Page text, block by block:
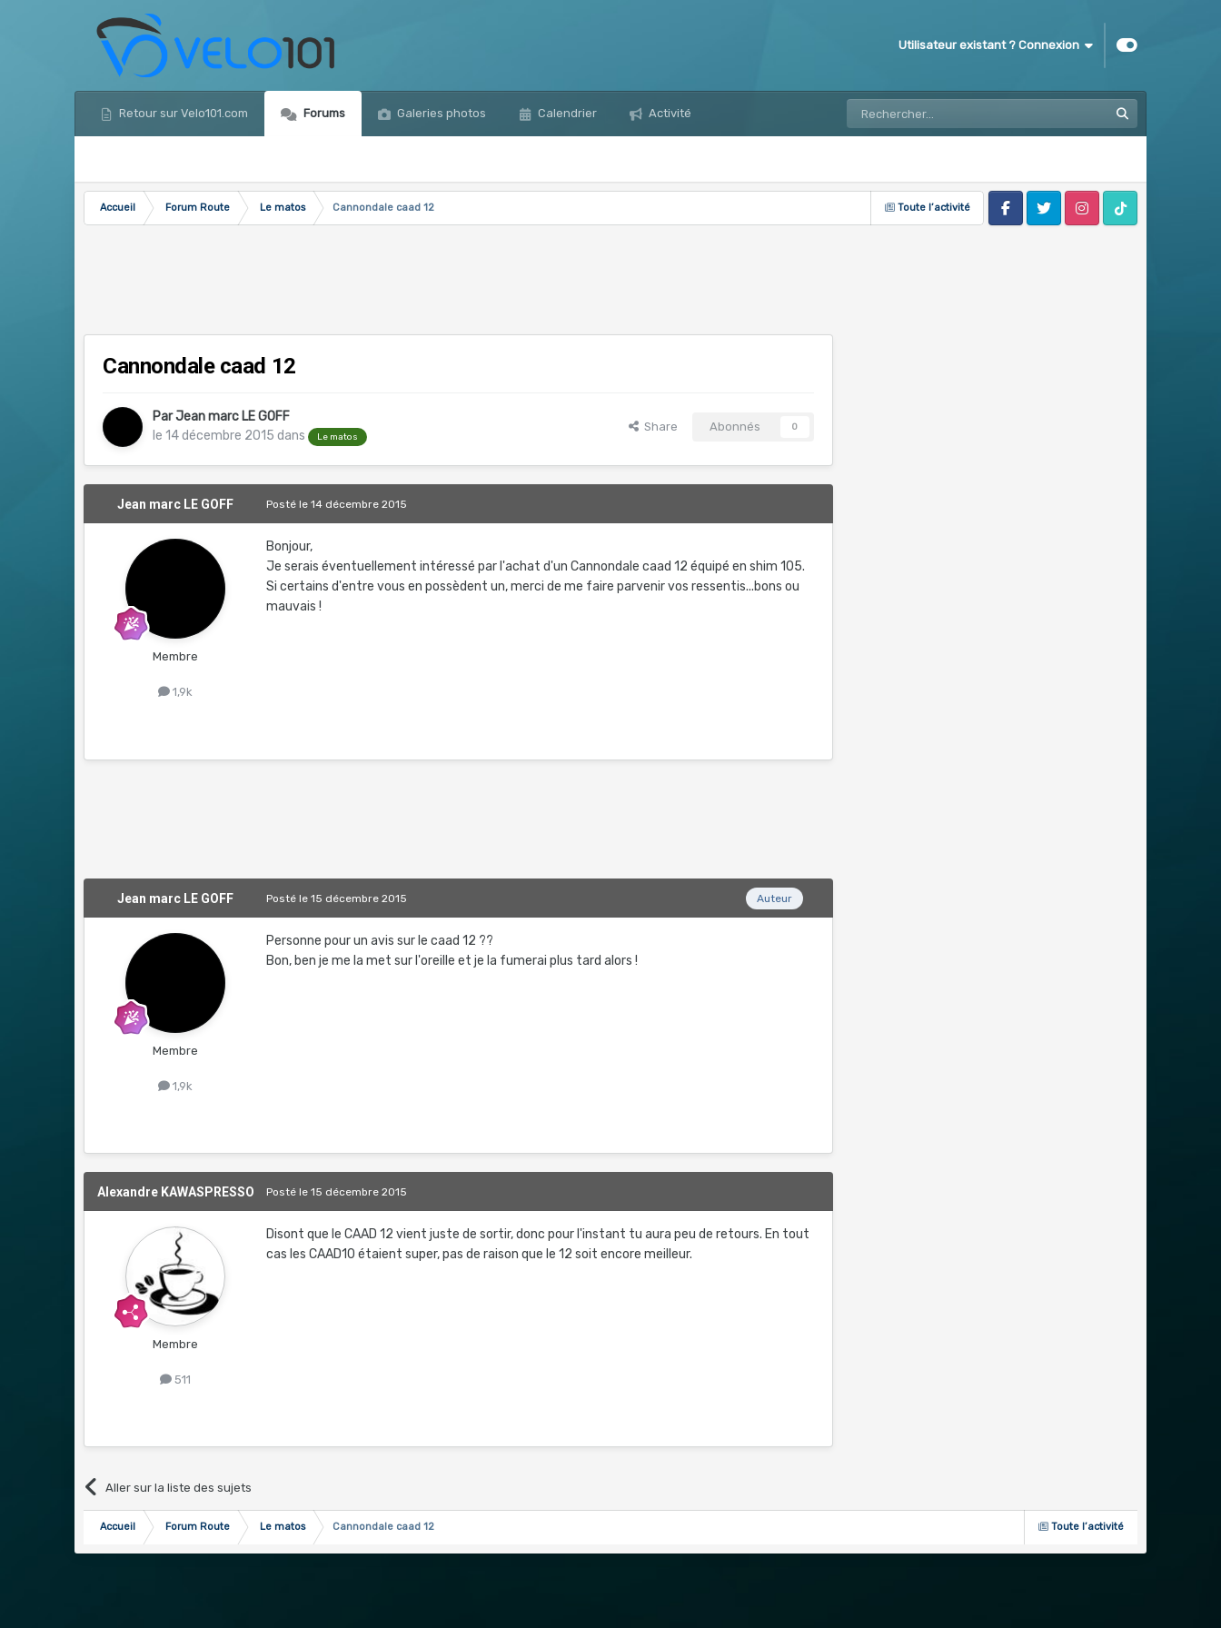
Utilisateur existant ? Connexion
Retour sur Velo101.com Forums Galeries photos Calendrier Activité
Toute l’activité
Accueil Forum Route Le matos
Cannondale caad 12
FacebookTwitter InstagramTik Tok
Cannondale caad 12
ParJean marc LE GOFF
le 14 décembre 2015 dans Le matos
Share Abonnés 0
Jean marc LE GOFF
Membre
1,9k
Postéle 14 décembre 2015
Bonjour,
Je serais éventuellement intéressé par l'achat d'un Cannondale caad 12 équipé en shim 105.
Si certains d'entre vous en possèdent un, merci de me faire parvenir vos ressentis...bons ou
mauvais !
Jean marc LE GOFF
Membre
1,9k
Auteur
Postéle 15 décembre 2015
Personne pour un avis sur le caad 12 ??
Bon, ben je me la met sur l'oreille et je la fumerai plus tard alors !
Alexandre KAWASPRESSO
Membre
511
Postéle 15 décembre 2015
Disont que le CAAD 12 vient juste de sortir, donc pour l'instant tu aura peu de retours. En tout
cas les CAAD10 étaient super, pas de raison que le 12 soit encore meilleur.
Aller sur la liste des sujets
Toute l’activité
Accueil Forum Route Le matos Cannondale caad 12